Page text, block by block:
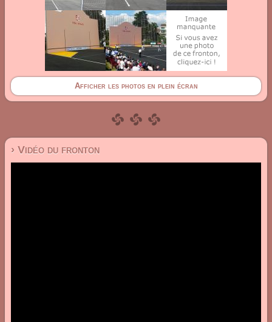
Afficher les photos en plein écran
› Vidéo du fronton